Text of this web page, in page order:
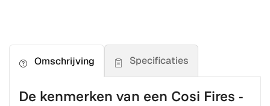
Omschrijving Specificaties
De kenmerken van een Cosi Fires -